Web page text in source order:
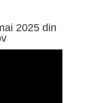
2025 din